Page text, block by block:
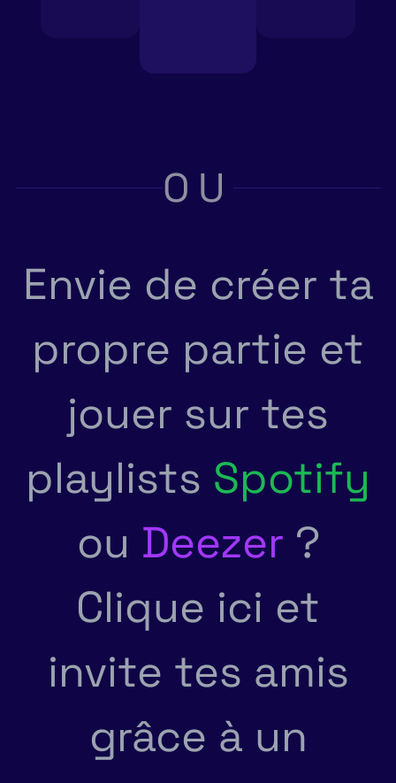
OU
Envie de créer ta
propre partie et
jouer sur tes
playlists Spotify
ou Deezer ?
Clique ici et
invite tes amis
grâce à un